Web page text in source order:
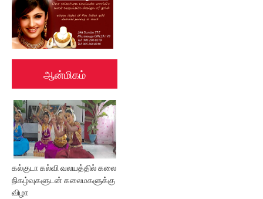
ஆன்மிகம்
கல்குடா கல்வி வலயத்தில் கலை
நிகழ்வுகளுடன் கலைமகளுக்கு
விழா